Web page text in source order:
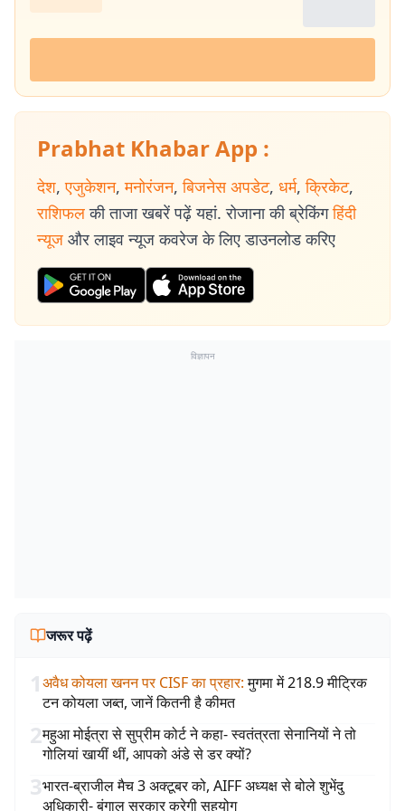
Prabhat Khabar App :
देश, एजुकेशन, मनोरंजन, बिजनेस अपडेट, धर्म, क्रिकेट,
राशिफल की ताजा खबरें पढ़ें यहां. रोजाना की ब्रेकिंग हिंदी
न्यूज और लाइव न्यूज कवरेज के लिए डाउनलोड करिए
विज्ञापन
जरूर पढ़ें
1अवैध कोयला खनन पर CISF का प्रहार: मुगमा में 218.9 मीट्रिक
टन कोयला जब्त, जानें कितनी है कीमत
2महुआ मोईत्रा से सुप्रीम कोर्ट ने कहा- स्वतंत्रता सेनानियों ने तो
गोलियां खायीं थीं, आपको अंडे से डर क्यों?
3भारत-ब्राजील मैच 3 अक्टूबर को, AIFF अध्यक्ष से बोले शुभेंदु
अधिकारी- बंगाल सरकार करेगी सहयोग